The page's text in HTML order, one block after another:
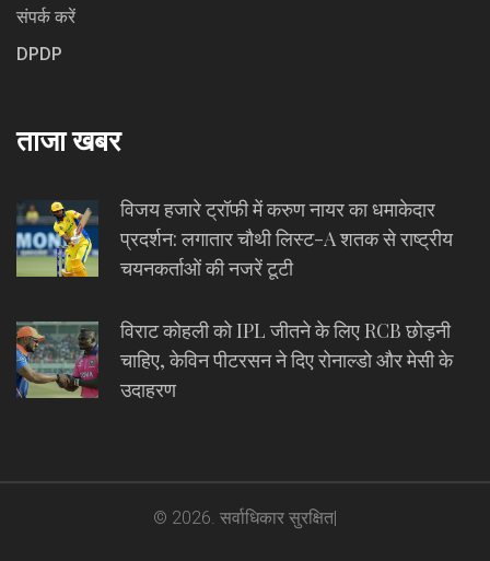
संपर्क करें
DPDP
ताजा खबर
विजय हजारे ट्रॉफी में करुण नायर का धमाकेदार
प्रदर्शन: लगातार चौथी लिस्ट-A शतक से राष्ट्रीय
चयनकर्ताओं की नजरें टूटी
विराट कोहली को IPL जीतने के लिए RCB छोड़नी
चाहिए, केविन पीटरसन ने दिए रोनाल्डो और मेसी के
उदाहरण
© 2026. सर्वाधिकार सुरक्षित|